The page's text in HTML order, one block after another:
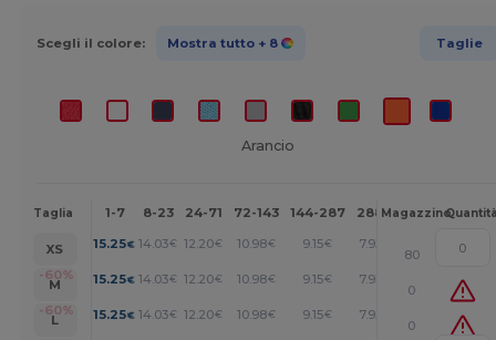
Scegli il colore: Mostra tutto + 8 Taglie
Arancio
Taglia 1-7 8-23 24-71 72-143 144-287 288 + Altri
Magazzino
XS
-60%
15.25€ 14.03€ 12.20€ 10.98€ 9.15€ 7.93 +
80
M
-60%
15.25€ 14.03€ 12.20€ 10.98€ 9.15€ 7.93 +
0
L
15.25€ 14.03€ 12.20€ 10.98€ 9.15€ 7.93 +
0